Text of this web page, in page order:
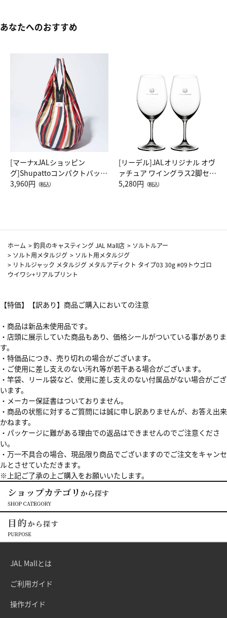
あなたへのおすすめ
[マーナxJALショッピン
グ]Shupattoコンパクトバッグ
Drop JAL客室乗務員（LC）ス
3,960円 （税込）
[リーデル]JALオリジナル オヴ
ァチュア ワイングラス2脚セッ
ト（レッドワイン）
5,280円 （税込）
ホーム >釣具のキャスティング JAL Mall店 > ソルトルアー
> ソルト用メタルジグ > ソルト用メタルジグ
> リトルジャック メタルジグ メタルアディクト タイプ03 30g #09トウゴロ
ウイワシ+リアルプリント
【特価】【訳あり】商品ご購入においての注意
・商品は新品未使用品です。
・店頭に展示していた商品もあり、価格シールがついている事がありま
す。
・特価品につき、売り切れの場合がございます。
・ご使用に差し支えのない汚れ等が若干ある場合がございます。
・竿袋、リール袋など、使用に差し支えのない付属品がない場合がござ
います。
・メーカー保証書はついておりません。
・商品の状態に対するご質問には誠に申し訳ありませんが、お答え出来
かねます。
・パッケージに難がある理由での返品はできませんのでご注意くださ
い。
・万一不具合の場合、現品限り商品でございますのでご注文をキャンセ
ルとさせていただきます。
※上記ご了承の上ご購入をお願いいたします。
JAL Mallとは
ご利用ガイド
操作ガイド